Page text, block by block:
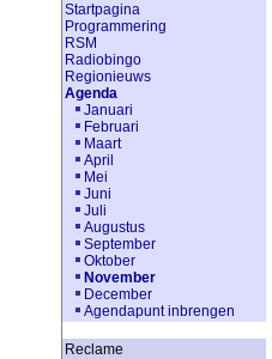
Startpagina
Programmering
RSM
Radiobingo
Regionieuws
Agenda
Januari
Februari
Maart
April
Mei
Juni
Juli
Augustus
September
Oktober
November
December
Agendapunt inbrengen
Reclame